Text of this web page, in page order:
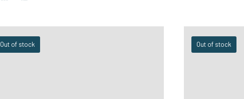
Out of stock Out of stock